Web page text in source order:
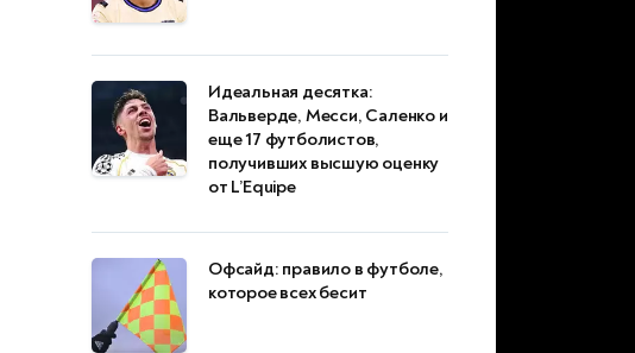
Идеальная десятка:
Вальверде, Месси, Саленко и
еще 17 футболистов,
получивших высшую оценку
от L’Equipe
Офсайд: правило в футболе,
которое всех бесит